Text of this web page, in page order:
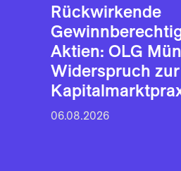
Rückwirkende
Aktien: OLG
Widerspruch zur
06.08.2026